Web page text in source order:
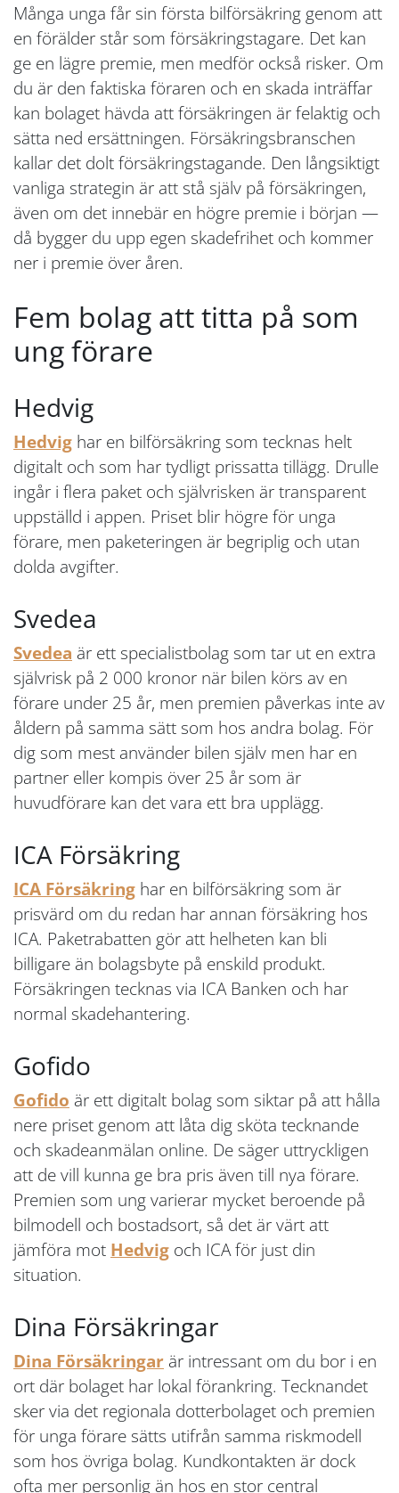
Många unga får sin första bilförsäkring genom att
en förälder står som försäkringstagare. Det kan
ge en lägre premie, men medför också risker. Om
du är den faktiska föraren och en skada inträffar
kan bolaget hävda att försäkringen är felaktig och
sätta ned ersättningen. Försäkringsbranschen
kallar det dolt försäkringstagande. Den långsiktigt
vanliga strategin är att stå själv på försäkringen,
även om det innebär en högre premie i början —
då bygger du upp egen skadefrihet och kommer
ner i premie över åren.
Fem bolag att titta på som
ung förare
Hedvig
Hedvig har en bilförsäkring som tecknas helt
digitalt och som har tydligt prissatta tillägg. Drulle
ingår i flera paket och självrisken är transparent
uppställd i appen. Priset blir högre för unga
förare, men paketeringen är begriplig och utan
dolda avgifter.
Svedea
Svedea är ett specialistbolag som tar ut en extra
självrisk på 2 000 kronor när bilen körs av en
förare under 25 år, men premien påverkas inte av
åldern på samma sätt som hos andra bolag. För
dig som mest använder bilen själv men har en
partner eller kompis över 25 år som är
huvudförare kan det vara ett bra upplägg.
ICA Försäkring
ICA Försäkring har en bilförsäkring som är
prisvärd om du redan har annan försäkring hos
ICA. Paketrabatten gör att helheten kan bli
billigare än bolagsbyte på enskild produkt.
Försäkringen tecknas via ICA Banken och har
normal skadehantering.
Gofido
Gofido är ett digitalt bolag som siktar på att hålla
nere priset genom att låta dig sköta tecknande
och skadeanmälan online. De säger uttryckligen
att de vill kunna ge bra pris även till nya förare.
Premien som ung varierar mycket beroende på
bilmodell och bostadsort, så det är värt att
jämföra mot Hedvig och ICA för just din
situation.
Dina Försäkringar
Dina Försäkringar är intressant om du bor i en
ort där bolaget har lokal förankring. Tecknandet
sker via det regionala dotterbolaget och premien
för unga förare sätts utifrån samma riskmodell
som hos övriga bolag. Kundkontakten är dock
ofta mer personlig än hos en stor central